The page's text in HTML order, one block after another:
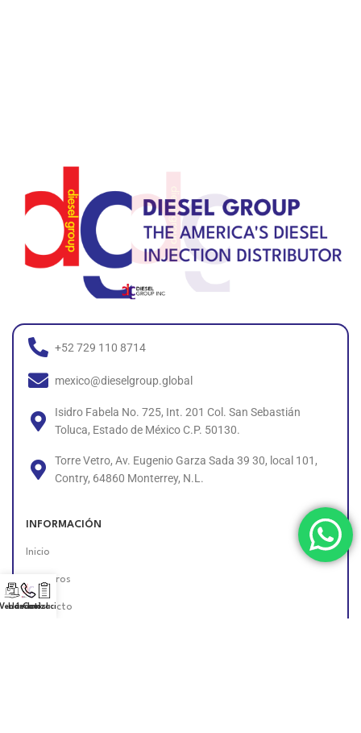
+52 729 110 8714
mexico@dieselgroup.global
Isidro Fabela No. 725, Int. 201 Col. San Sebastián
Toluca, Estado de México C.P. 50130.
Torre Vetro, Av. Eugenio Garza Sada 39 30, local 101,
Contry, 64860 Monterrey, N.L.
INFORMACIÓN
Inicio
Nosotros
Contacto
Llámanos!
Cotización